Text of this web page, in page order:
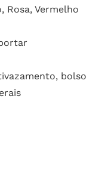
Rosa, Vermelho
bolso